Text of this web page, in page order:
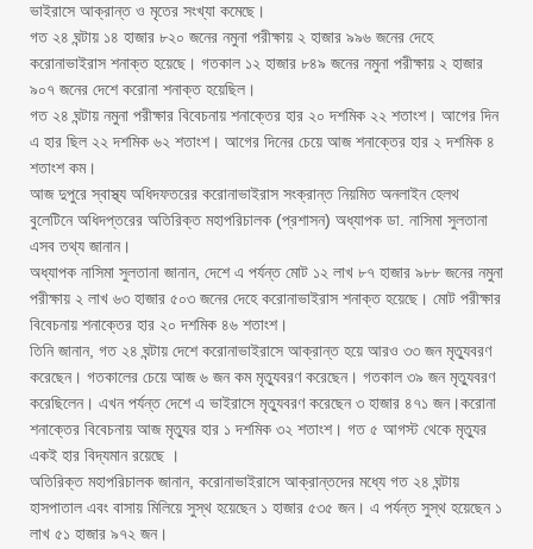
ভাইরাসে আক্রান্ত ও মৃতের সংখ্যা কমেছে।
গত ২৪ ঘন্টায় ১৪ হাজার ৮২০ জনের নমুনা পরীক্ষায় ২ হাজার ৯৯৬ জনের দেহে
করোনাভাইরাস শনাক্ত হয়েছে। গতকাল ১২ হাজার ৮৪৯ জনের নমুনা পরীক্ষায় ২ হাজার
৯০৭ জনের দেশে করোনা শনাক্ত হয়েছিল।
গত ২৪ ঘন্টায় নমুনা পরীক্ষার বিবেচনায় শনাক্তের হার ২০ দশমিক ২২ শতাংশ। আগের দিন
এ হার ছিল ২২ দশমিক ৬২ শতাংশ। আগের দিনের চেয়ে আজ শনাক্তের হার ২ দশমিক ৪
শতাংশ কম।
আজ দুপুরে স্বাস্থ্য অধিদফতরের করোনাভাইরাস সংক্রান্ত নিয়মিত অনলাইন হেলথ
বুলেটিনে অধিদপ্তরের অতিরিক্ত মহাপরিচালক (প্রশাসন) অধ্যাপক ডা. নাসিমা সুলতানা
এসব তথ্য জানান।
অধ্যাপক নাসিমা সুলতানা জানান, দেশে এ পর্যন্ত মোট ১২ লাখ ৮৭ হাজার ৯৮৮ জনের নমুনা
পরীক্ষায় ২ লাখ ৬৩ হাজার ৫০৩ জনের দেহে করোনাভাইরাস শনাক্ত হয়েছে। মোট পরীক্ষার
বিবেচনায় শনাক্তের হার ২০ দশমিক ৪৬ শতাংশ।
তিনি জানান, গত ২৪ ঘন্টায় দেশে করোনাভাইরাসে আক্রান্ত হয়ে আরও ৩৩ জন মৃত্যুবরণ
করেছেন। গতকালের চেয়ে আজ ৬ জন কম মৃত্যুবরণ করেছেন। গতকাল ৩৯ জন মৃত্যুবরণ
করেছিলেন। এখন পর্যন্ত দেশে এ ভাইরাসে মৃত্যুবরণ করেছেন ৩ হাজার ৪৭১ জন।করোনা
শনাক্তের বিবেচনায় আজ মৃত্যুর হার ১ দশমিক ৩২ শতাংশ। গত ৫ আগস্ট থেকে মৃত্যুর
একই হার বিদ্যমান রয়েছে ।
অতিরিক্ত মহাপরিচালক জানান, করোনাভাইরাসে আক্রান্তদের মধ্যে গত ২৪ ঘন্টায়
হাসপাতাল এবং বাসায় মিলিয়ে সুস্থ হয়েছেন ১ হাজার ৫৩৫ জন। এ পর্যন্ত সুস্থ হয়েছেন ১
লাখ ৫১ হাজার ৯৭২ জন।